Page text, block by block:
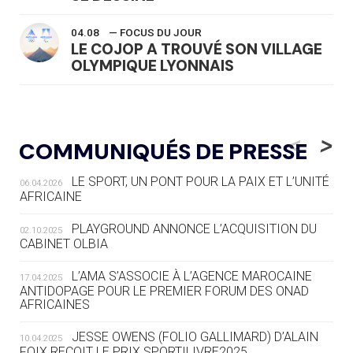
04.08 — FOCUS DU JOUR
LE COJOP A TROUVÉ SON VILLAGE
OLYMPIQUE LYONNAIS
« L'ALLEMAGNE PEUT DÉMONTRER
COMMENT ORGANISER DES JO
RESPONSABLES »
04.08
LA FIE LANCE LES GRANDES
MANŒUVRES EN VUE DES JO
04.08 — DAKAR 2026
DES FRESQUES CÉLÈBRENT LES JOJ
« PARIS 2024 M'A INSPIRÉ POUR
COMMUNIQUÉS DE PRESSE
<
06.04.2026
LE SPORT, UN PONT POUR LA PAIX ET L’UNITÉ
AFRICAINE
02.10.2025
PLAYGROUND ANNONCE L’ACQUISITION DU
CABINET OLBIA
17.04.2025
L’AMA S’ASSOCIE À L’AGENCE MAROCAINE
ANTIDOPAGE POUR LE PREMIER FORUM DES ONAD
AFRICAINES
10.04.2025
JESSE OWENS (FOLIO GALLIMARD) D’ALAIN
>